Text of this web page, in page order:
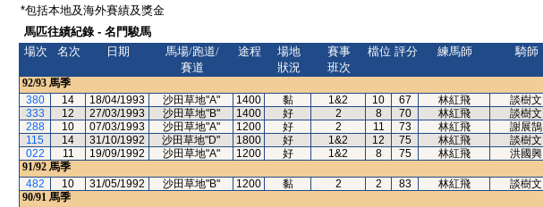
*包括本地及海外賽績及獎金
馬匹往績紀錄 - 名門駿馬
場次
名次 日期
馬場/跑道/
賽道
途程
場地
狀況
賽事
班次
檔位 評分 練馬師 騎師
92/93 馬季
380
14 18/04/1993 沙田草地"A" 1400 黏 1&2 10 67 林紅飛 談樹文
333
12 27/03/1993 沙田草地"B" 1400 好 2 8 70 林紅飛 談樹文
288
10 07/03/1993 沙田草地"A" 1200 好 2 11 73 林紅飛 謝展鵠
115
14 31/10/1992 沙田草地"D" 1800 好 1&2 12 75 林紅飛 談樹文
022
11 19/09/1992 沙田草地"A" 1200 好 1&2 8 75 林紅飛 洪國興
91/92 馬季
482
10 31/05/1992 沙田草地"B" 1200 黏 2 2 83 林紅飛 談樹文
90/91 馬季